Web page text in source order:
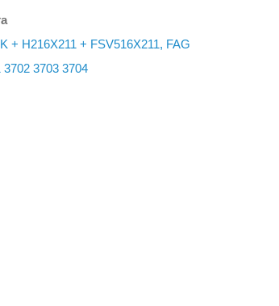
+ H216X211 + FSV516X211, FAG
3702 3703 3704